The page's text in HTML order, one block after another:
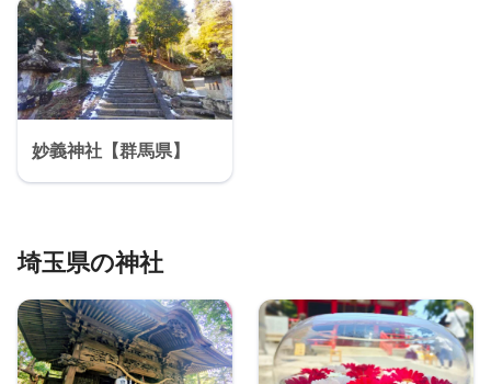
妙義神社【群馬県】
埼玉県の神社